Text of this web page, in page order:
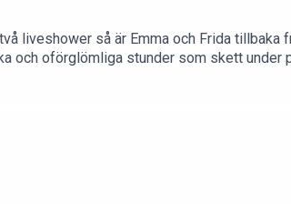
liveshower så är Emma och Frida
och oförglömliga stunder som skett
med på den här rackabajsar-beautyresan!